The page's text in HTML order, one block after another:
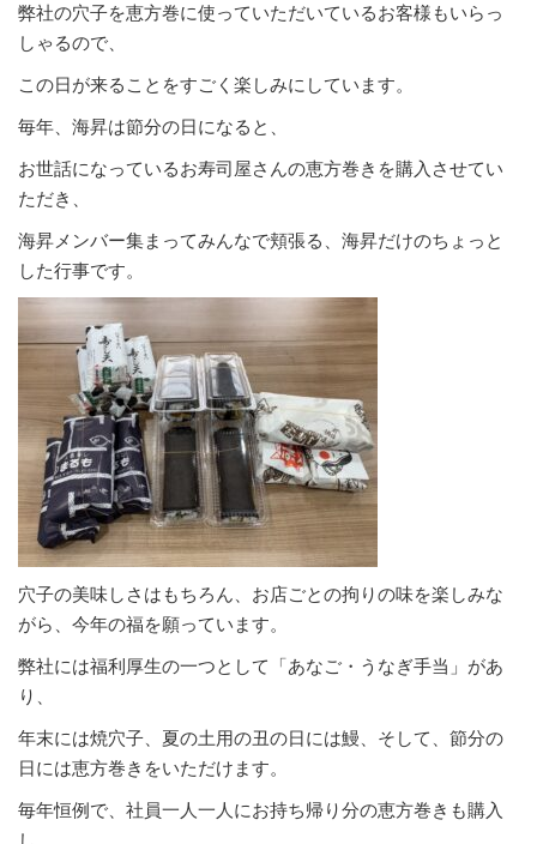
弊社の穴子を恵方巻に使っていただいているお客様もいらっ
しゃるので、
この日が来ることをすごく楽しみにしています。
毎年、海昇は節分の日になると、
お世話になっているお寿司屋さんの恵方巻きを購入させてい
ただき、
海昇メンバー集まってみんなで頬張る、海昇だけのちょっと
した行事です。
穴子の美味しさはもちろん、お店ごとの拘りの味を楽しみな
がら、今年の福を願っています。
弊社には福利厚生の一つとして「あなご・うなぎ手当」があ
り、
年末には焼穴子、夏の土用の丑の日には鰻、そして、節分の
日には恵方巻きをいただけます。
毎年恒例で、社員一人一人にお持ち帰り分の恵方巻きも購入
し、